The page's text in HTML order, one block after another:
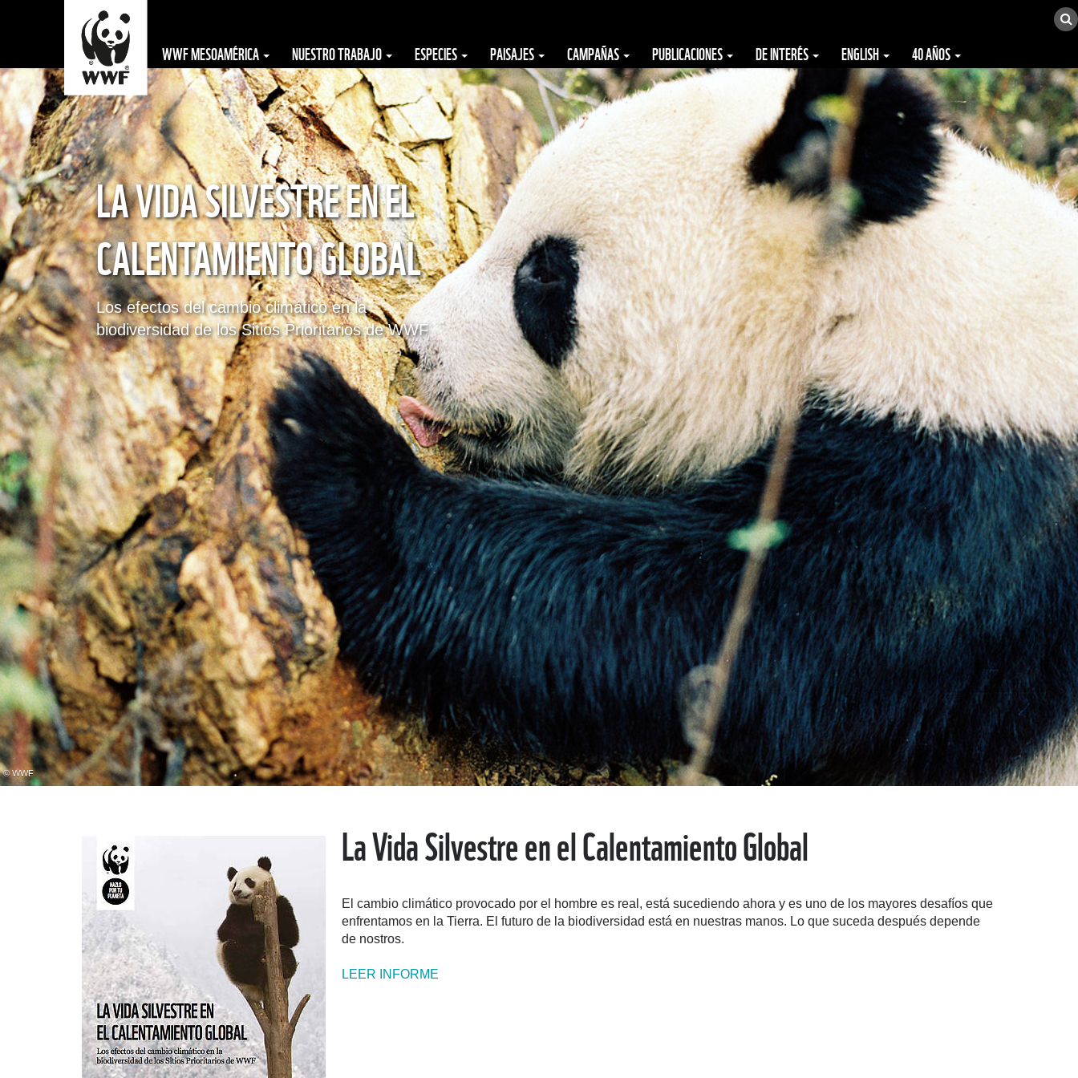
The WWF is run
at a local level
by the following
offices...
WWF MESOAMÉRICA NUESTRO TRABAJO ESPECIES PAISAJES CAMPAÑAS PUBLICACIONES DE INTERÉS ENGLISH 40 AÑOS
LA VIDA SILVESTRE EN EL
CALENTAMIENTO GLOBAL
Los efectos del cambio climático en la
biodiversidad de los Sitios Prioritarios de WWF
© WWF
La Vida Silvestre en el Calentamiento Global
El cambio climático provocado por el hombre es real, está sucediendo ahora y es uno de los mayores desafíos que
enfrentamos en la Tierra. El futuro de la biodiversidad está en nuestras manos. Lo que suceda después depende
de nostros.
LEER INFORME